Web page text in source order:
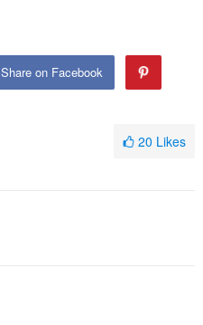
Share on Facebook
20 Likes